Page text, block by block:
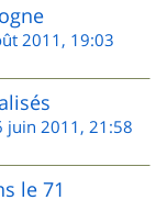
2011, 19:03
juin 2011, 21:58
le 71